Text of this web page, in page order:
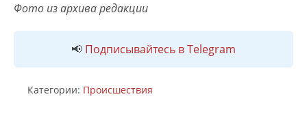
Фото из архива редакции
📢 Подписывайтесь в Telegram
Категории: Происшествия